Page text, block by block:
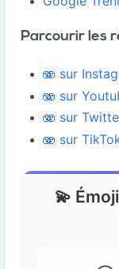
Parcourir les
🫨 sur
🫨 sur
🫨 sur
🫨 sur
💫